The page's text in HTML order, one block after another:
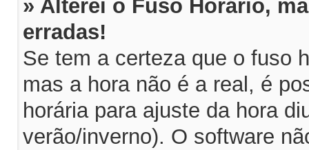
» Alterei o Fuso Horário,
erradas!
Se tem a certeza que o fuso
mas a hora não é a real, é
horária para ajuste da hora
verão/inverno). O software